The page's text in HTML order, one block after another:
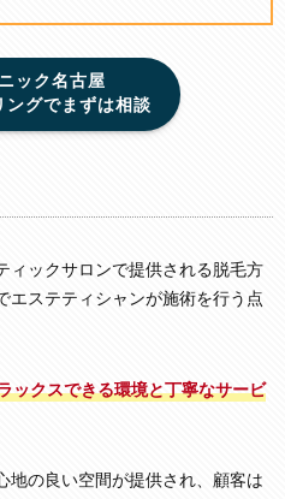
ック名古屋
ングでまずは相談
ィックサロンで提供される脱毛方
エステティシャンが施術を行う点
ックスできる環境と丁寧なサービ
地の良い空間が提供され、顧客は